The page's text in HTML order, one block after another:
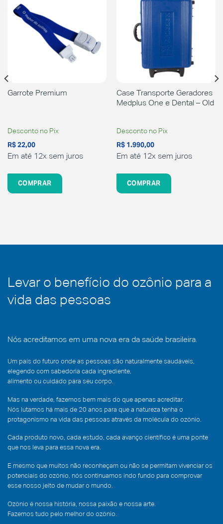
Garrote Premium
Desconto no Pix
R$22,00
Em até 12x sem juros
COMPRAR
Case Transporte Geradores
Medplus One e Dental – Old
Desconto no Pix
R$1.990,00
Em até 12x sem juros
COMPRAR
Levar o benefício do ozônio para a
vida das pessoas
Nós acreditamos em uma nova era da saúde brasileira.
Um país do futuro onde as pessoas são naturalmente saudáveis,
elegendo com sabedoria cada ingrediente,
alimento ou cuidado para seu corpo.
Mas na verdade, fazemos bem mais do que apenas acreditar.
Nós lutamos há mais de 20 anos para que a natureza tenha o
protagonismo na vida das pessoas através da molécula do ozônio.
Cada produto novo, cada estudo, cada avanço científico é uma ponte
que nos leva para essa nova era.
E mesmo que muitos não reconheçam ou não se permitam vivenciar os
potenciais do ozônio, nós continuamos indo fundo para comprovar
esse nosso jeito de mudar o mundo.
Ozônio é nossa história, nossa paixão e nossa arte.
Fazemos tudo pelo melhor do ozônio.